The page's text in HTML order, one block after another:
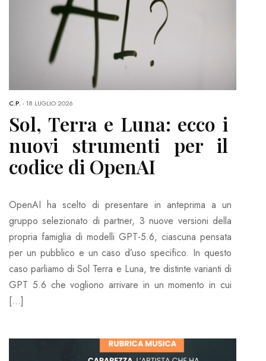
C.P. -18 LUGLIO 2026
Sol, Terra e Luna: ecco i
nuovi strumenti per il
codice di OpenAI
OpenAI ha scelto di presentare in anteprima a un
gruppo selezionato di partner, 3 nuove versioni della
propria famiglia di modelli GPT-5.6, ciascuna pensata
per un pubblico e un caso d’uso specifico. In questo
caso parliamo di Sol Terra e Luna, tre distinte varianti di
GPT 5.6 che vogliono arrivare in un momento in cui
[…]